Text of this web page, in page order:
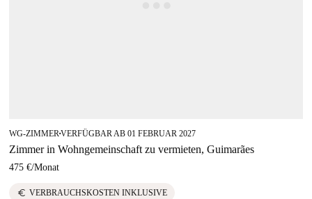
WG-ZIMMER ■VERFÜGBAR AB 01 FEBRUAR 2027
Zimmer in Wohngemeinschaft zu vermieten, Guimarães
475 €/Monat
euro VERBRAUCHSKOSTEN INKLUSIVE